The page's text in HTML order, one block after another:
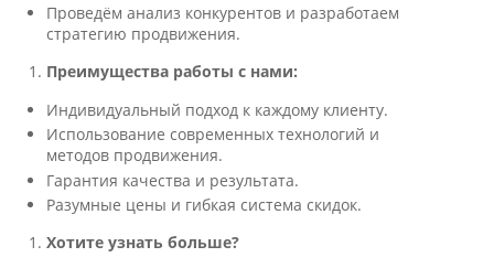
Проведём анализ конкурентов и разработаем
стратегию продвижения.
Преимущества работы с нами:
Индивидуальный подход к каждому клиенту.
Использование современных технологий и
методов продвижения.
Гарантия качества и результата.
Разумные цены и гибкая система скидок.
Хотите узнать больше?